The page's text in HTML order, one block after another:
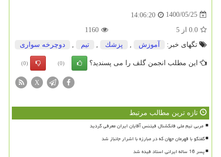
1400/05/25
14:06:20
0.0 از 5
1160
تگهای خبر:
آموزش پزشك تیم دوچرخه سواری
این مطلب انجمن گلف را می پسندید؟ (0)
(0)
X
تازه ترین مطالب مرتبط
گفتگو با قهرمان جهان که در مبارزه با اشرار جانباز شد
پسر 16 ساله ایرانی استاد فیده شد